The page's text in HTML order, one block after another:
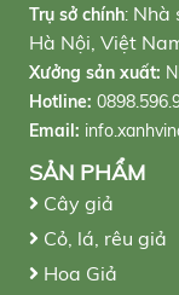
Trụ sở chính: Nhà
Hà Nội, Việt
Xưởng sản xuất:
Hotline:
Email:
SẢN PHẨM
Cây giả
Cỏ, lá, rêu giả
Hoa Giả